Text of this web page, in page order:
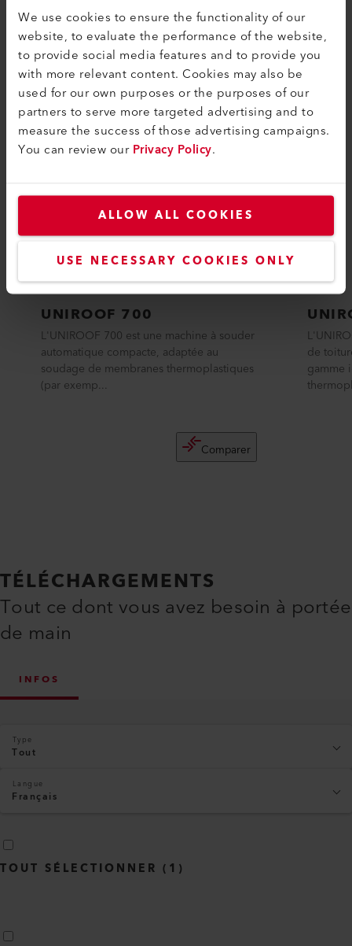
We use cookies to ensure the functionality of our
website, to evaluate the performance of the website,
to provide social media features and to provide you
with more relevant content. Cookies may also be
used for our own purposes or the purposes of our
partners to serve more targeted advertising and to
measure the success of those advertising campaigns.
You can review ourPrivacy Policy.
ALLOW ALL COOKIES
USE NECESSARY COOKIES ONLY
COMPATIBILITÉ
Parfait pour ces produits
UNIROOF 700
L'UNIROOF 700 est une machine à souder
automatique compacte, adaptée au
soudage de membranes thermoplastiques
(par exemp...
Comparer
de
gamme
TÉLÉCHARGEMENTS
Tout ce dont vous avez besoin à portée
de main
INFOS
Type
Tout
Langue
Français
TOUT SÉLECTIONNER ( 1 )